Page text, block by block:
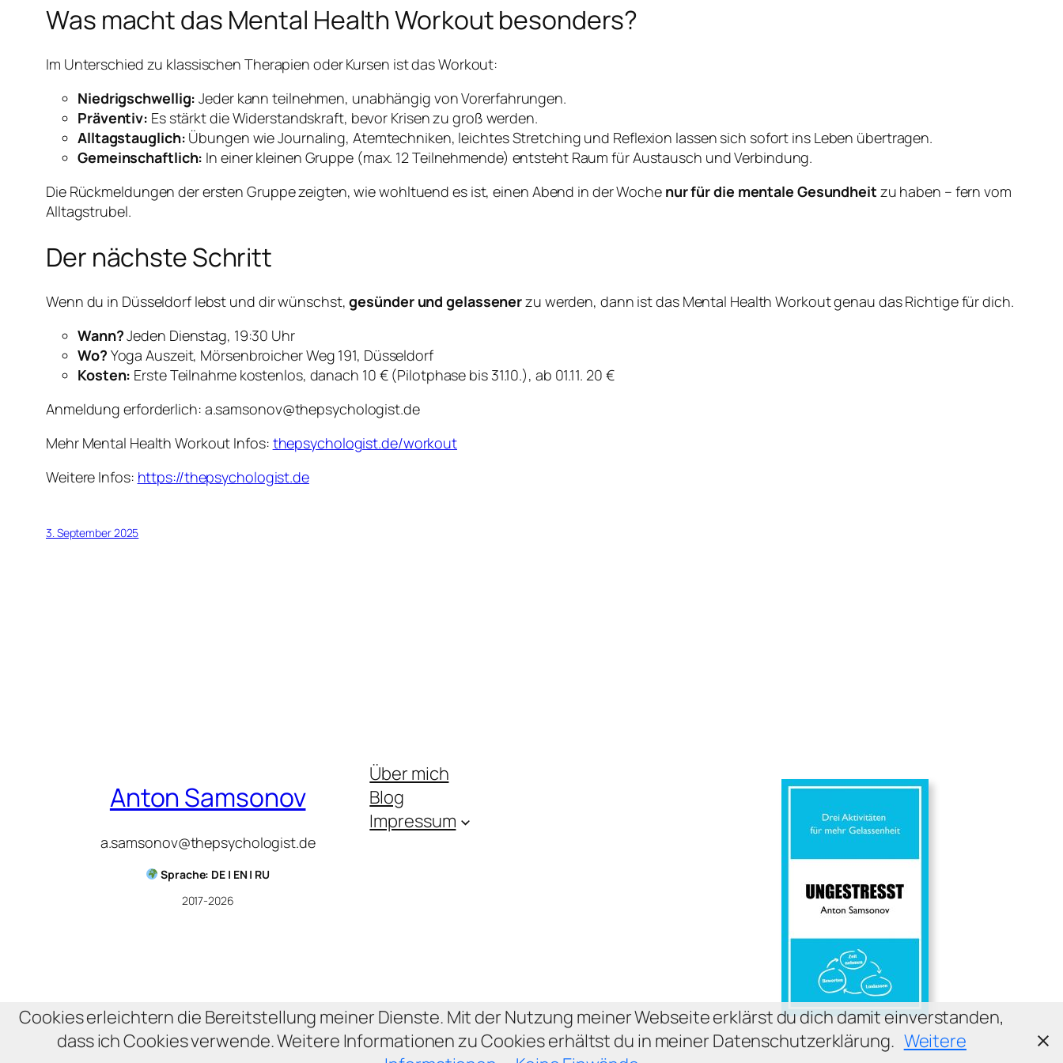
Was macht das Mental Health Workout besonders?
Im Unterschied zu klassischen Therapien oder Kursen ist das Workout:
Niedrigschwellig: Jeder kann teilnehmen, unabhängig von Vorerfahrungen.
Präventiv: Es stärkt die Widerstandskraft, bevor Krisen zu groß werden.
Alltagstauglich: Übungen wie Journaling, Atemtechniken, leichtes Stretching und Reflexion lassen sich sofort ins Leben übertragen.
Gemeinschaftlich: In einer kleinen Gruppe (max. 12 Teilnehmende) entsteht Raum für Austausch und Verbindung.
Die Rückmeldungen der ersten Gruppe zeigten, wie wohltuend es ist, einen Abend in der Woche nur für die mentale Gesundheit zu haben – fern vom
Alltagstrubel.
Der nächste Schritt
Wenn du in Düsseldorf lebst und dir wünschst,gesünder und gelassenerzu werden, dann ist das Mental Health Workout genau das Richtige für dich.
Wann?Jeden Dienstag, 19:30 Uhr
Wo? Yoga Auszeit, Mörsenbroicher Weg 191, Düsseldorf
Kosten: Erste Teilnahme kostenlos, danach 10 € (Pilotphase bis 31.10.), ab 01.11. 20 €
Anmeldung erforderlich: a.samsonov@thepsychologist.de
Mehr Mental Health Workout Infos: thepsychologist.de/workout
Weitere Infos: https://thepsychologist.de
3. September 2025
Anton Samsonov
a.samsonov@thepsychologist.de
Sprache: DE | EN | RU
2017-2026
Über mich
Blog
Impressum
Cookies erleichtern die Bereitstellung meiner Dienste. Mit der Nutzung meiner Webseite erklärst du dich damit einverstanden,
dass ich Cookies verwende. Weitere Informationen zu Cookies erhältst du in meiner Datenschutzerklärung. Weitere